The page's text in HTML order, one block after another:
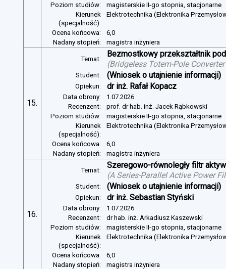
Poziom studiów:
magisterskie II-go stopnia, stacjonarne
Kierunek
(specjalność):
Elektrotechnika (Elektronika
Ocena końcowa:
6,0
Nadany stopień:
magistra inżyniera
15.
Temat:
Bezmostkowy przekształtnik
(Bridgeless Totem-Pole
Student: (Wniosek o utajnienie informacji)
Opiekun: dr inż. Rafał Kopacz
Data obrony:
1.07.2026
Recenzent:
prof. dr hab. inż. Jacek Rąbkowski
Poziom studiów:
magisterskie II-go stopnia, stacjonarne
Kierunek
(specjalność):
Elektrotechnika (Elektronika
Ocena końcowa:
6,0
Nadany stopień:
magistra inżyniera
16.
Temat:
Szeregowo-równoległy filtr
(A Series-Parallel Active Power
Student: (Wniosek o utajnienie informacji)
Opiekun: dr inż. Sebastian Styński
Data obrony:
1.07.2026
Recenzent:
dr hab. inż. Arkadiusz Kaszewski
Poziom studiów:
magisterskie II-go stopnia, stacjonarne
Kierunek
(specjalność):
Elektrotechnika (Elektronika
Ocena końcowa:
6,0
Nadany stopień:
magistra inżyniera